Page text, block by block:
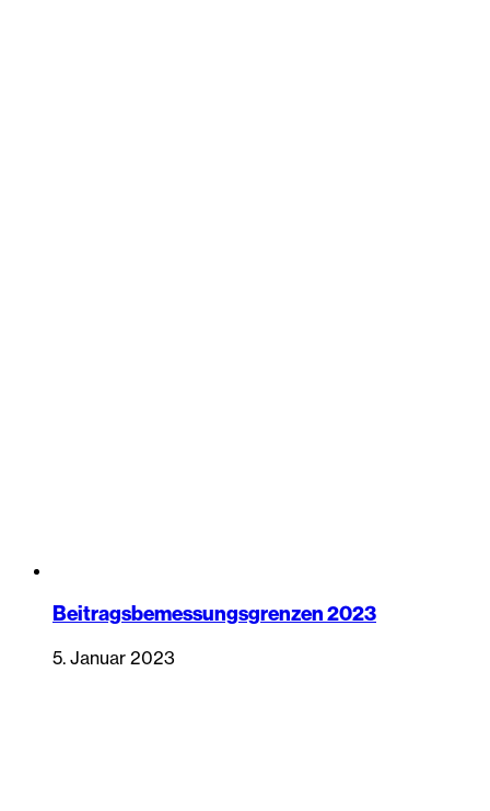
Beitragsbemessungsgrenzen 2023
5. Januar 2023